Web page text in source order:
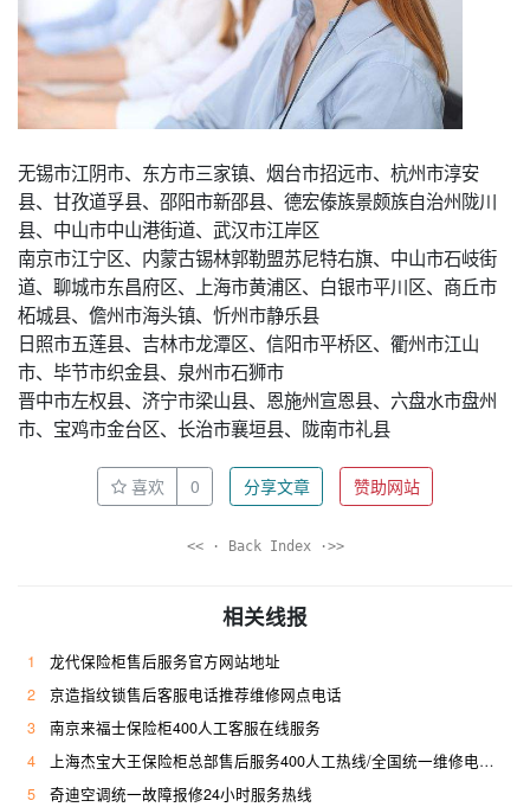
无锡市江阴市、东方市三家镇、烟台市招远市、杭州市淳安
县、甘孜道孚县、邵阳市新邵县、德宏傣族景颇族自治州陇川
县、中山市中山港街道、武汉市江岸区
南京市江宁区、内蒙古锡林郭勒盟苏尼特右旗、中山市石岐街
道、聊城市东昌府区、上海市黄浦区、白银市平川区、商丘市
柘城县、儋州市海头镇、忻州市静乐县
日照市五莲县、吉林市龙潭区、信阳市平桥区、衢州市江山
市、毕节市织金县、泉州市石狮市
晋中市左权县、济宁市梁山县、恩施州宣恩县、六盘水市盘州
市、宝鸡市金台区、长治市襄垣县、陇南市礼县
喜欢 0 分享文章 赞助网站
<< · Back Index ·>>
相关线报
1
龙代保险柜售后服务官方网站地址
2
京造指纹锁售后客服电话推荐维修网点电话
3
南京来福士保险柜400人工客服在线服务
4
上海杰宝大王保险柜总部售后服务400人工热线/全国统一维修电话是多少
5
奇迪空调统一故障报修24小时服务热线